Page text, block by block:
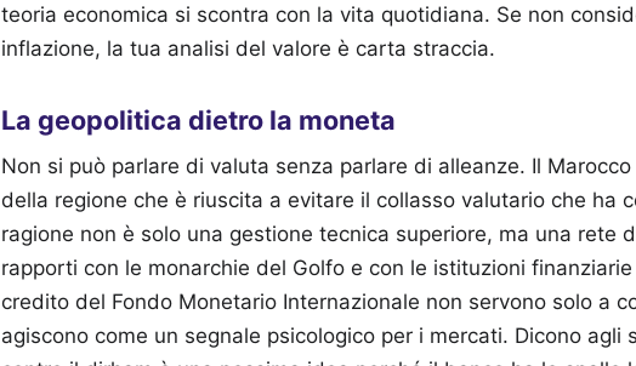
teoria economica si scontra con la vita quotidiana. Se non
inflazione, la tua analisi del valore è carta straccia.
La geopolitica dietro la moneta
Non si può parlare di valuta senza parlare di alleanze. Il
della regione che è riuscita a evitare il collasso valutario che ha
ragione non è solo una gestione tecnica superiore, ma una rete
rapporti con le monarchie del Golfo e con le istituzioni
credito del Fondo Monetario Internazionale non servono solo a
agiscono come un segnale psicologico per i mercati. Dicono agli